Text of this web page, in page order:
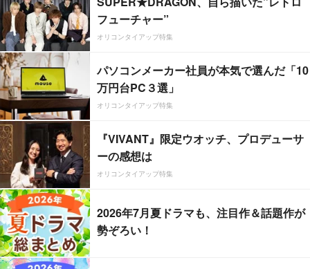
フューチャー”
オリコンタイアップ特集
パソコンメーカー社員が本気で選んだ「10
万円台PC３選」
オリコンタイアップ特集
『VIVANT』限定ウオッチ、プロデューサ
ーの感想は
オリコンタイアップ特集
2026年7月夏ドラマも、注目作＆話題作が
勢ぞろい！